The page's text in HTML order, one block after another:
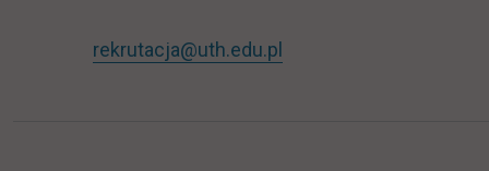
rekrutacja@uth.edu.pl